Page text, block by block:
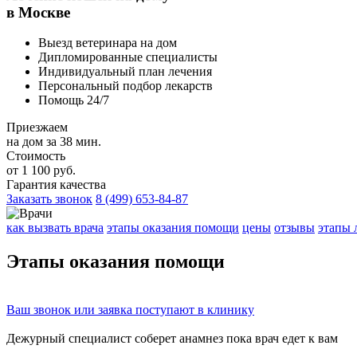
в Москве
Выезд ветеринара на дом
Дипломированные специалисты
Индивидуальный план лечения
Персональный подбор лекарств
Помощь 24/7
Приезжаем
на дом за 38 мин.
Стоимость
от 1 100 руб.
Гарантия качества
Заказать звонок 8 (499) 653-84-87
как вызвать врача этапы оказания помощи цены отзывы этапы
Этапы оказания помощи
Ваш звонок или заявка поступают в клинику
Дежурный специалист соберет анамнез пока врач едет к вам